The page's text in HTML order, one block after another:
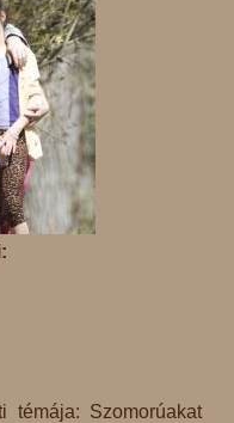
témája: Szomorúakat